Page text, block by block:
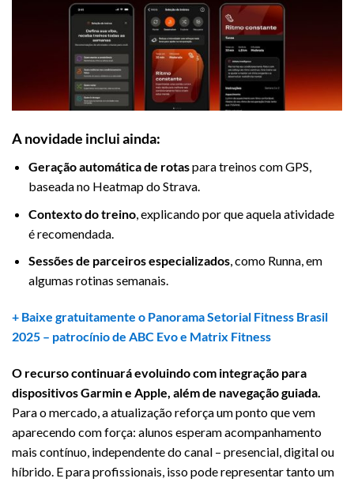
A novidade inclui ainda:
Geração automática de rotaspara treinos com GPS,
baseada no Heatmap do Strava.
Contexto do treino, explicando por que aquela atividade
é recomendada.
Sessões de parceiros especializados, como Runna, em
algumas rotinas semanais.
+ Baixe gratuitamente o Panorama Setorial Fitness Brasil
2025 – patrocínio de ABC Evoe Matrix Fitness
O recurso continuará evoluindo com integração para
dispositivos Garmin e Apple, além de navegação guiada.
Para o mercado, a atualização reforça um ponto que vem
aparecendo com força: alunos esperam acompanhamento
mais contínuo, independente do canal – presencial, digital ou
híbrido. E para profissionais, isso pode representar tanto um